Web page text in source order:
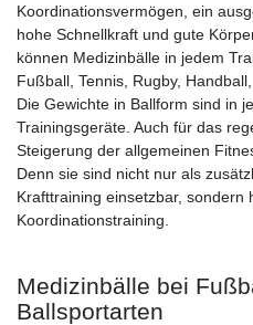
Koordinationsvermögen, ein
hohe Schnellkraft und gute
können Medizinbälle in jedem
Fußball, Tennis, Rugby,
Die Gewichte in Ballform sind in
Trainingsgeräte. Auch für das
Steigerung der allgemeinen
Denn sie sind nicht nur als
Krafttraining einsetzbar, sondern
Koordinationstraining.
Medizinbälle bei
Ballsportarten